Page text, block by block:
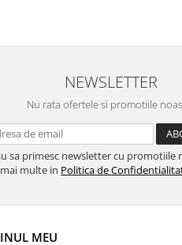
NEWSLETTER
Nu rata ofertele si promotiile
sa primesc newsletter cu promotiile
multe in Politica de
MEU